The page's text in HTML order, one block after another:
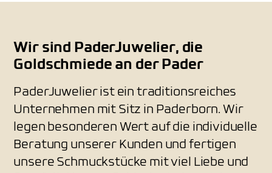
Wir sind PaderJuwelier, die
Goldschmiede an der Pader
PaderJuwelier ist ein traditionsreiches
Unternehmen mit Sitz in Paderborn. Wir
legen besonderen Wert auf die individuelle
Beratung unserer Kunden und fertigen
unsere Schmuckstücke mit viel Liebe und